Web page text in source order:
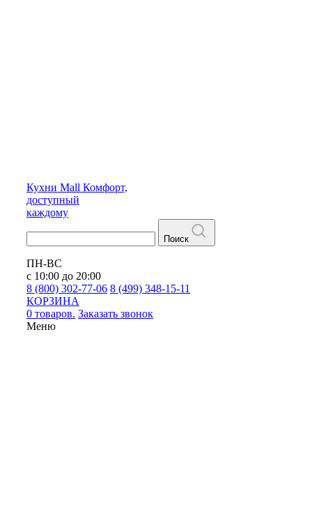
Кухни Mall Комфорт,
доступный
каждому
Поиск
ПН-ВС
с 10:00 до 20:00
8 (800) 302-77-06 8 (499) 348-15-11
КОРЗИНА
0 товаров. Заказать звонок
Меню